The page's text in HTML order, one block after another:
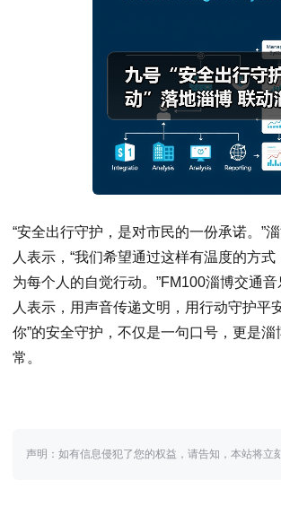
“安全出行守护，是对市民的一份承诺。”
人表示，“我们希望通过这样有温度的方
为每个人的自觉行动。”FM100淄博交通
人表示，用声音传递文明，用行动守护平
你”的安全守护，不仅是一句口号，更是淄
常。
声明：如有信息侵犯了您的权益，请告知，本站将立